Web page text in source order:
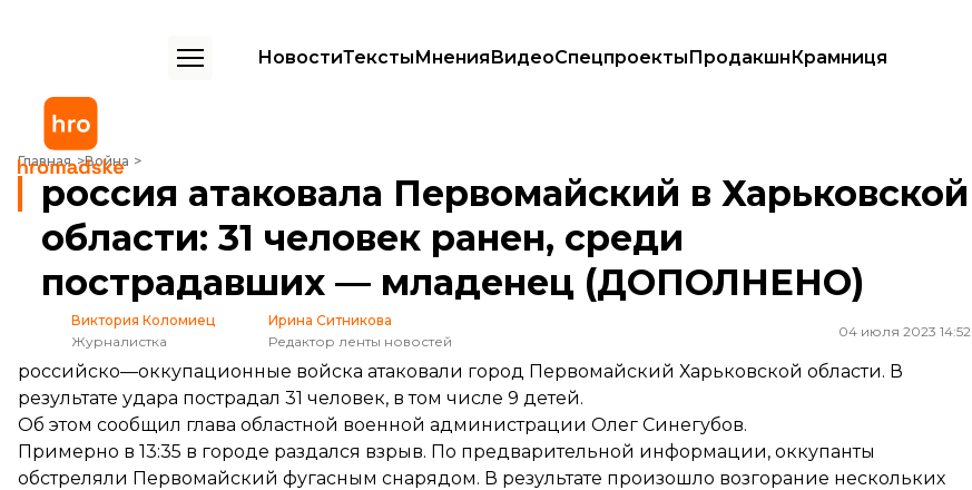
НовостиТекстыМненияВидеоСпецпроектыПродакшнКрамниця
Главная Война
россия атаковала Первомайский в Харьковской области: 31 человек ранен, среди пострадавших — младенец (ДОПОЛНЕНО)
россия атаковала Первомайский в Харьковской
области: 31 человек ранен, среди
пострадавших — младенец (ДОПОЛНЕНО)
Виктория Коломиец
Журналистка
Ирина Ситникова
Редактор ленты новостей
04 июля 2023 14:52
российско—оккупационные войска атаковали город Первомайский Харьковской области. В
результате удара пострадал 31 человек, в том числе 9 детей.
Об этом сообщил глава областной военной администрации Олег Синегубов.
Примерно в 13:35 в городе раздался взрыв. По предварительной информации, оккупанты
обстреляли Первомайский фугасным снарядом. В результате произошло возгорание нескольких